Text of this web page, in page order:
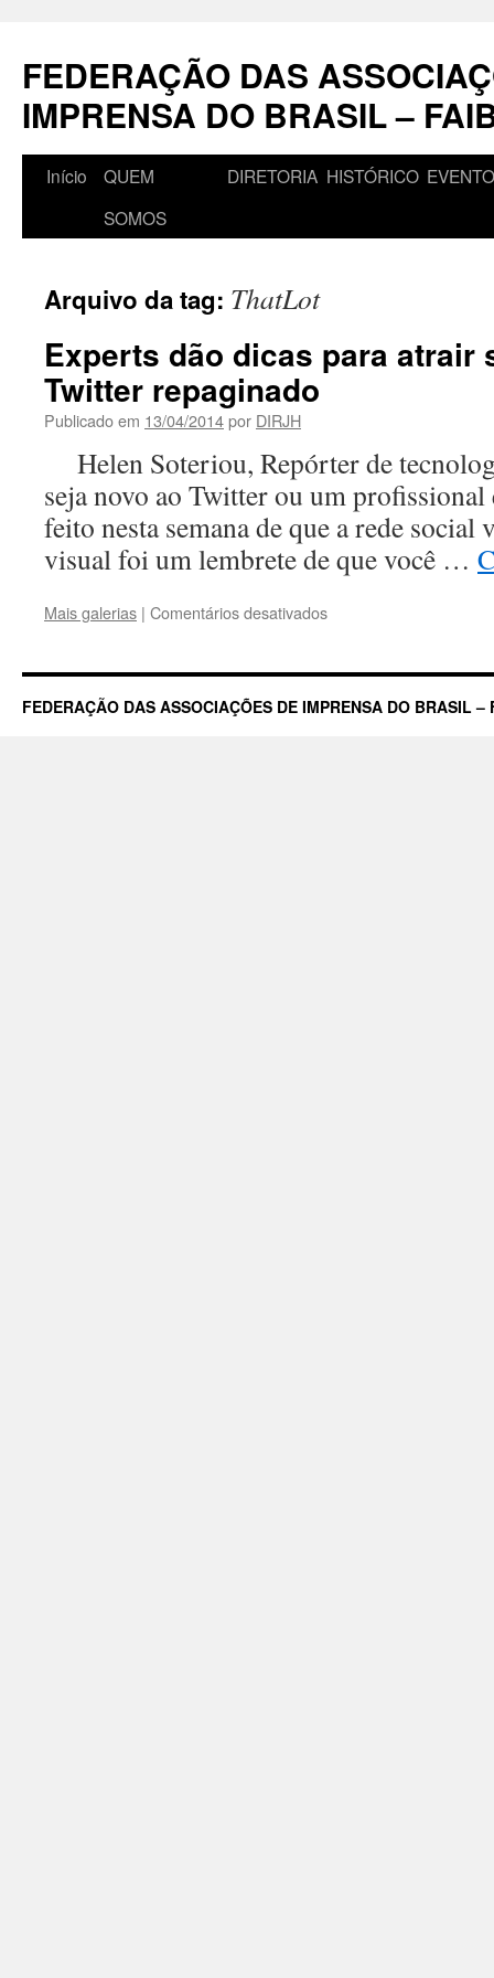
conteúdo
FEDERAÇÃO DAS
IMPRENSA DO BRASIL –
Início
QUEM
SOMOS
DIRETORIA HISTÓRICO
Arquivo da tag: ThatLot
Experts dão dicas para atrair
Twitter repaginado
Publicado em 13/04/2014por DIRJH
Helen Soteriou, Repórter de
seja novo ao Twitter ou um
feito nesta semana de que a rede social
visual foi um lembrete de que você …
Mais galerias | Comentários desativadosem
dicas
para
FEDERAÇÃO DAS ASSOCIAÇÕES DE IMPRENSA DO BRASIL –